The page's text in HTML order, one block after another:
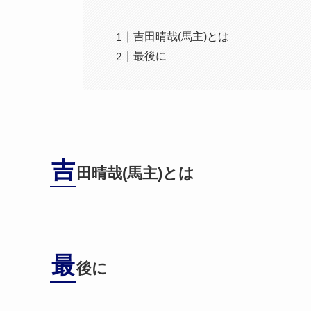
吉田晴哉(馬主)とは
最後に
吉 田晴哉(馬主)とは
最後に